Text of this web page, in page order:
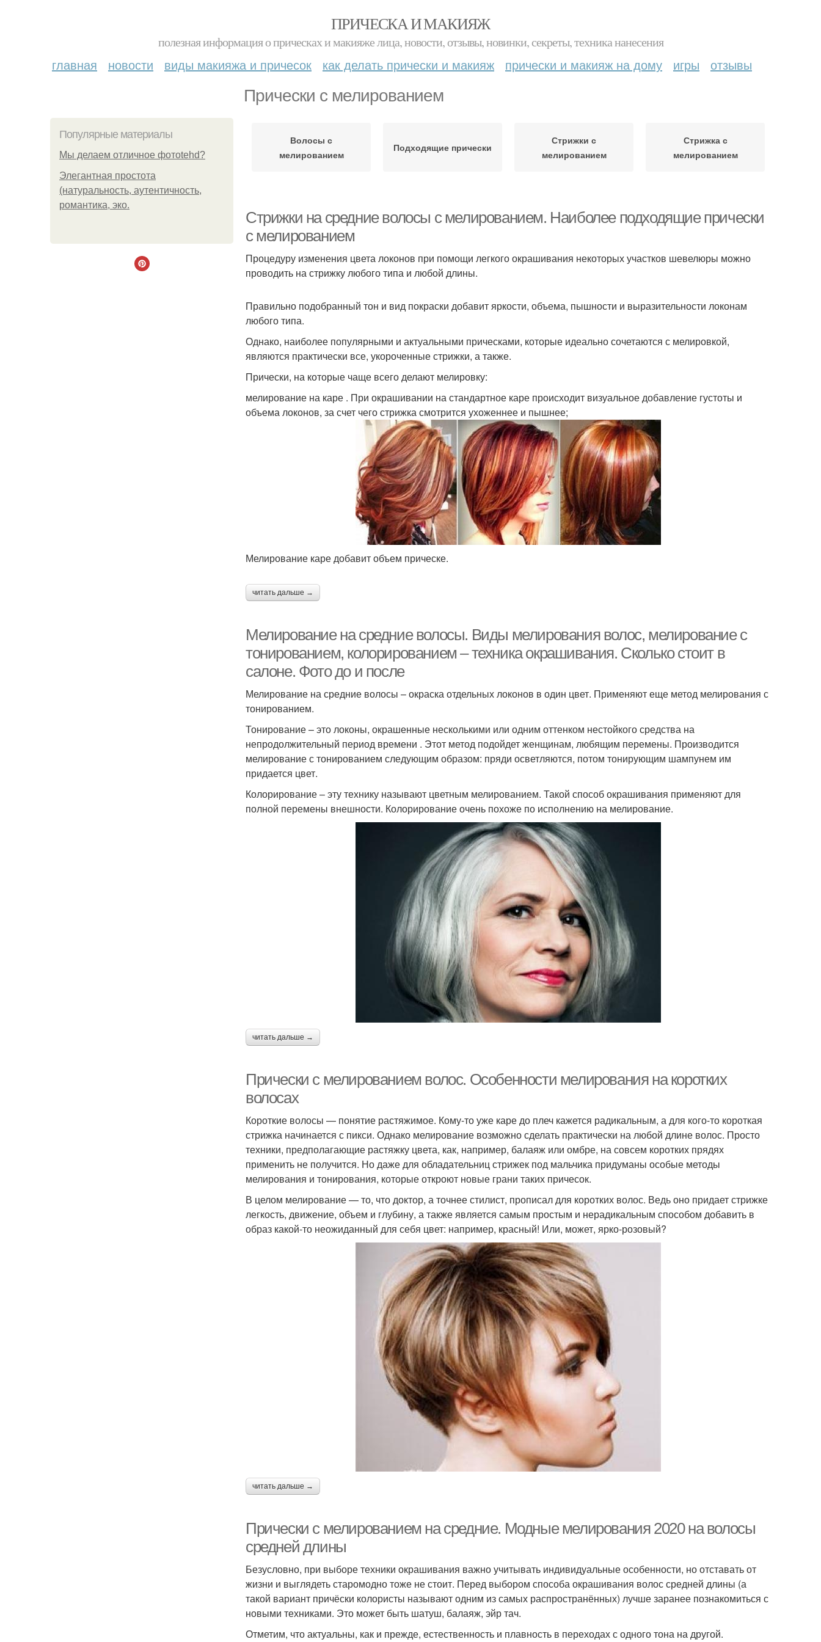
ПРИЧЕСКА И МАКИЯЖ
полезная информация о прическах и макияже лица, новости, отзывы, новинки, секреты, техника нанесения
главная новости виды макияжа и причесок как делать прически и макияж прически и макияж на дому игры отзывы
Прически с мелированием
Популярные материалы
Мы делаем отличное фотоtehd?
Элегантная простота
(натуральность, аутентичность,
романтика, эко.
Волосы с
мелированием
Подходящие прически
Стрижки с
мелированием
Стрижка с
мелированием
Стрижки на средние волосы с мелированием. Наиболее подходящие прически
с мелированием
Процедуру изменения цвета локонов при помощи легкого окрашивания некоторых участков шевелюры можно
проводить на стрижку любого типа и любой длины.
Правильно подобранный тон и вид покраски добавит яркости, объема, пышности и выразительности локонам
любого типа.
Однако, наиболее популярными и актуальными прическами, которые идеально сочетаются с мелировкой,
являются практически все, укороченные стрижки, а также.
Прически, на которые чаще всего делают мелировку:
мелирование на каре . При окрашивании на стандартное каре происходит визуальное добавление густоты и
объема локонов, за счет чего стрижка смотрится ухоженнее и пышнее;
Мелирование каре добавит объем прическе.
читать дальше →
Мелирование на средние волосы. Виды мелирования волос, мелирование с
тонированием, колорированием – техника окрашивания. Сколько стоит в
салоне. Фото до и после
Мелирование на средние волосы – окраска отдельных локонов в один цвет. Применяют еще метод мелирования с
тонированием.
Тонирование – это локоны, окрашенные несколькими или одним оттенком нестойкого средства на
непродолжительный период времени . Этот метод подойдет женщинам, любящим перемены. Производится
мелирование с тонированием следующим образом: пряди осветляются, потом тонирующим шампунем им
придается цвет.
Колорирование – эту технику называют цветным мелированием. Такой способ окрашивания применяют для
полной перемены внешности. Колорирование очень похоже по исполнению на мелирование.
читать дальше →
Прически с мелированием волос. Особенности мелирования на коротких
волосах
Короткие волосы — понятие растяжимое. Кому-то уже каре до плеч кажется радикальным, а для кого-то короткая
стрижка начинается с пикси. Однако мелирование возможно сделать практически на любой длине волос. Просто
техники, предполагающие растяжку цвета, как, например, балаяж или омбре, на совсем коротких прядях
применить не получится. Но даже для обладательниц стрижек под мальчика придуманы особые методы
мелирования и тонирования, которые откроют новые грани таких причесок.
В целом мелирование — то, что доктор, а точнее стилист, прописал для коротких волос. Ведь оно придает стрижке
легкость, движение, объем и глубину, а также является самым простым и нерадикальным способом добавить в
образ какой-то неожиданный для себя цвет: например, красный! Или, может, ярко-розовый?
читать дальше →
Прически с мелированием на средние. Модные мелирования 2020 на волосы
средней длины
Безусловно, при выборе техники окрашивания важно учитывать индивидуальные особенности, но отставать от
жизни и выглядеть старомодно тоже не стоит. Перед выбором способа окрашивания волос средней длины (а
такой вариант причёски колористы называют одним из самых распространённых) лучше заранее познакомиться с
новыми техниками. Это может быть шатуш, балаяж, эйр тач.
Отметим, что актуальны, как и прежде, естественность и плавность в переходах с одного тона на другой.